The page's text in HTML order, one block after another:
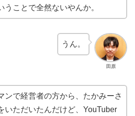
うことで全然ないやんか。
田原
うん。
ンで経営者の方から、たかみーさ
いただいたんだけど、YouTuber